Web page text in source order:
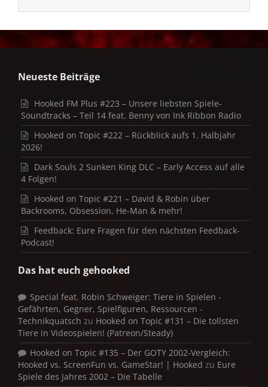
Neueste Beiträge
Hooked FM Plus #223 – Unsere liebsten Spiele-
Soundtracks – Teil 14 feat. Benny von Ink Ribbon Radio
Hooked on Topic #222 – Rückblick aufs 1. Halbjahr
2026!
Dark Souls 2 Sunken King DLC – Early Access auf alle
4 Folgen!
Hooked on Topic #221 – David & Robin über
Backrooms, Obsession, He-Man & mehr!
Feedback: Eure Fragen für den nächsten Feedback-
Podcast!
Das hat euch gehooked
Special feat. Robin Schweiger: Tiere in Spielen -
Gefährten, Gegner, Spielfiguren, Ressourcen -
Technikquatsch zu Hooked on Topic #131 – Die tollsten
Tiere in Videospielen! (Patreon/Steady)
Hooked on Topic #135 – Der GOTY 2002-Vergleich:
Hooked vs. ScreenFun vs. GameStar! | Hooked zu Eure
Spiele des Jahres 2002 – Die Tabelle